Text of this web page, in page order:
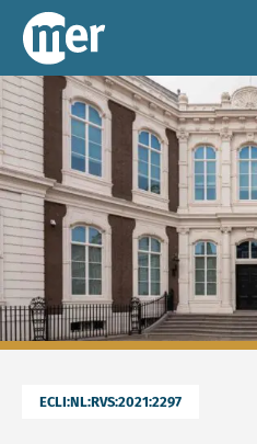
Commissie mer
ECLI:NL:RVS:2021:2297